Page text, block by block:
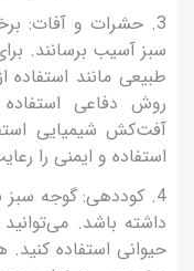
3. حشرات و آفات:
سبز آسیب برسانند.
طبیعی مانند استفاده
روش دفاعی
آفت‌کش شیمیایی
استفاده و ایمنی را
4. کوددهی: گوجه سبز
داشته باشد.
حیوانی استفاده